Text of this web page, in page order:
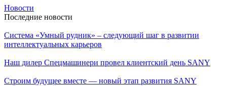
Новости
Последние новости
Система «Умный рудник» – следующий шаг в развитии
интеллектуальных карьеров
Наш дилер Спецмашинери провел клиентский день SANY
Строим будущее вместе — новый этап развития SANY